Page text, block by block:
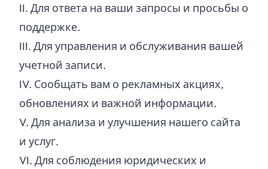
II. Для ответа на ваши запросы и просьбы о
поддержке.
III. Для управления и обслуживания вашей
учетной записи.
IV. Сообщать вам о рекламных акциях,
обновлениях и важной информации.
V. Для анализа и улучшения нашего сайта
и услуг.
VI. Для соблюдения юридических и